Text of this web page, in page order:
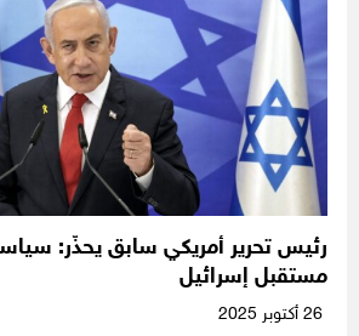
رئيس تحرير أمريكي سابق يحذّر:
مستقبل إسرائيل